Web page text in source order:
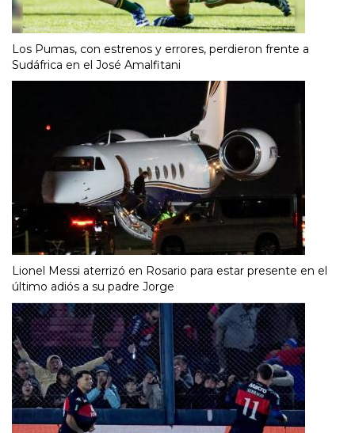
Los Pumas, con estrenos y errores, perdieron frente a
Sudáfrica en el José Amalfitani
Lionel Messi aterrizó en Rosario para estar presente en el
último adiós a su padre Jorge